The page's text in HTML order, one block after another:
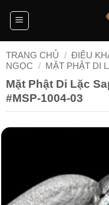
TRANG CHỦ / ĐIÊU
NGỌC / MẶT PHẬT DI
Mặt Phật Di Lặc
#MSP-1004-03